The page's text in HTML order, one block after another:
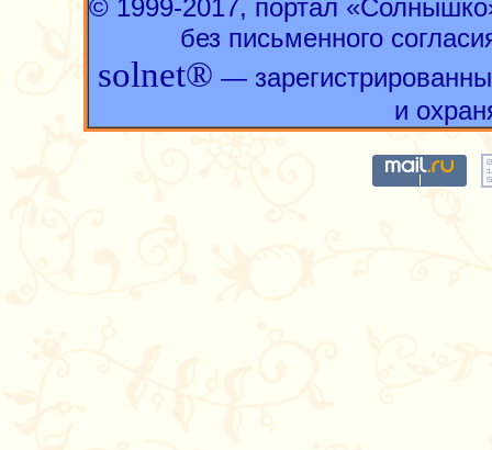
© 1999-2017, портал
без письменного
solnet® —
и